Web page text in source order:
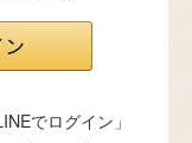
でログイン」